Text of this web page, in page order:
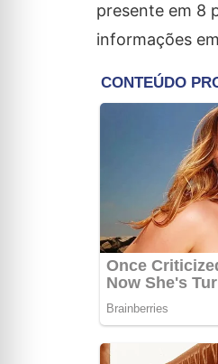
presente em 8
informações